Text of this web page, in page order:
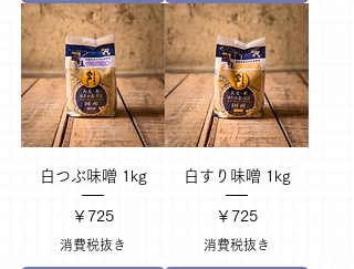
白つぶ味噌 1kg
価格
￥725
消費税抜き
白すり味噌 1kg
価格
￥725
消費税抜き